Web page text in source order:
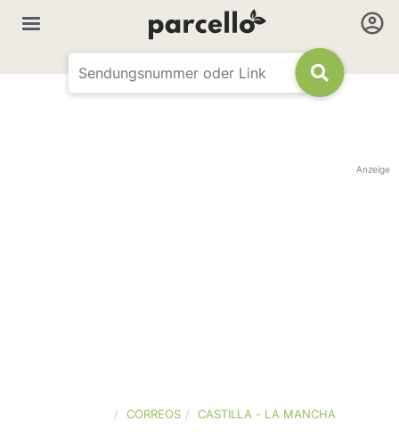
Anzeige
CORREOS CASTILLA - LA MANCHA